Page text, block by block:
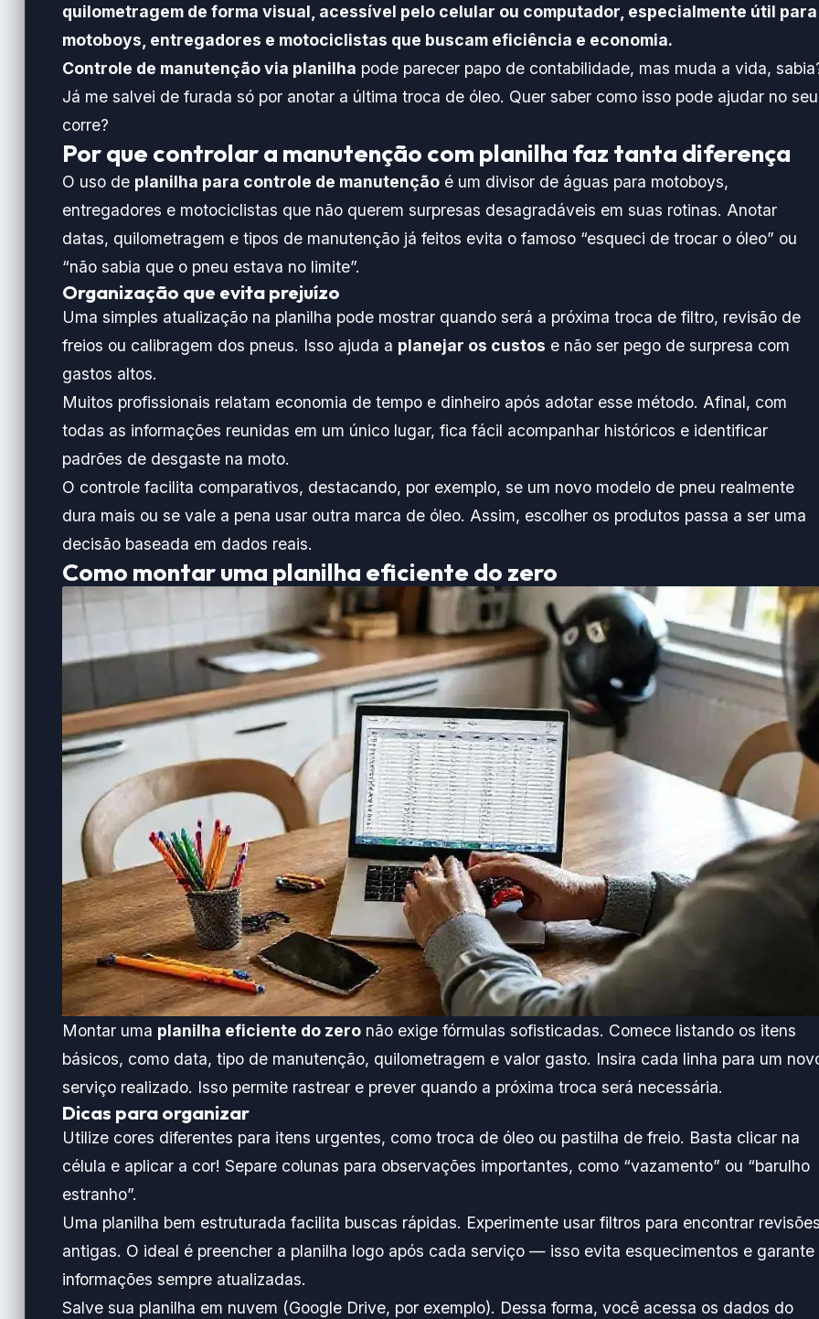
quilometragem de forma visual, acessível pelo celular ou computador, especialmente útil para
motoboys, entregadores e motociclistas que buscam eficiência e economia.
Controle de manutenção via planilha pode parecer papo de contabilidade, mas muda a vida,
Já me salvei de furada só por anotar a última troca de óleo. Quer saber como isso pode ajudar no seu
corre?
Por que controlar a manutenção com planilha faz tanta diferença
O uso de planilha para controle de manutençãoé um divisor de águas para motoboys,
entregadores e motociclistas que não querem surpresas desagradáveis em suas rotinas. Anotar
datas, quilometragem e tipos de manutenção já feitos evita o famoso “esqueci de trocar o óleo” ou
“não sabia que o pneu estava no limite”.
Organização que evita prejuízo
Uma simples atualização na planilha pode mostrar quando será a próxima troca de filtro, revisão de
freios ou calibragem dos pneus. Isso ajuda a planejar os custos e não ser pego de surpresa com
gastos altos.
Muitos profissionais relatam economia de tempo e dinheiro após adotar esse método. Afinal, com
todas as informações reunidas em um único lugar, fica fácil acompanhar históricos e identificar
padrões de desgaste na moto.
O controle facilita comparativos, destacando, por exemplo, se um novo modelo de pneu realmente
dura mais ou se vale a pena usar outra marca de óleo. Assim, escolher os produtos passa a ser uma
decisão baseada em dados reais.
Como montar uma planilha eficiente do zero
Montar uma planilha eficiente do zeronão exige fórmulas sofisticadas. Comece listando os itens
básicos, como data, tipo de manutenção, quilometragem e valor gasto. Insira cada linha para um
serviço realizado. Isso permite rastrear e prever quando a próxima troca será necessária.
Dicas para organizar
Utilize cores diferentes para itens urgentes, como troca de óleo ou pastilha de freio. Basta clicar na
célula e aplicar a cor! Separe colunas para observações importantes, como “vazamento” ou “barulho
estranho”.
Uma planilha bem estruturada facilita buscas rápidas. Experimente usar filtros para encontrar
antigas. O ideal é preencher a planilha logo após cada serviço — isso evita esquecimentos e garante
informações sempre atualizadas.
Salve sua planilha em nuvem (Google Drive, por exemplo). Dessa forma, você acessa os dados do